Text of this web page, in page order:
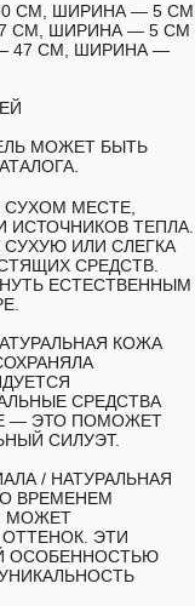
СМ, ШИРИНА — 5 СМ
СМ, ШИРИНА — 5 СМ
47 СМ, ШИРИНА —
МОЖЕТ БЫТЬ
СУХОМ МЕСТЕ,
ТЕПЛА.
ИЛИ СЛЕГКА
СРЕДСТВ.
ЕСТЕСТВЕННЫМ
КОЖА
СРЕДСТВА
— ЭТО ПОМОЖЕТ
СИЛУЭТ.
/ НАТУРАЛЬНАЯ
ВРЕМЕНЕМ
МОЖЕТ
ЭТИ
ОСОБЕННОСТЬЮ